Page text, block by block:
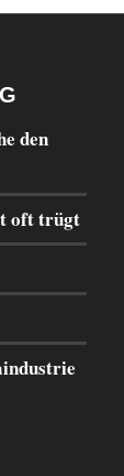
den
oft trügt